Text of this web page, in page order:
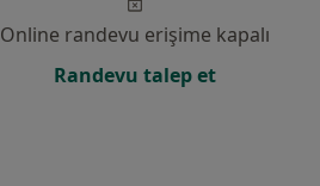
Online randevu erişime kapalı
Randevu talep et